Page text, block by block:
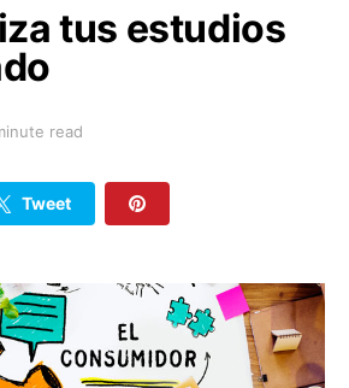
tus estudios
read
Tweet